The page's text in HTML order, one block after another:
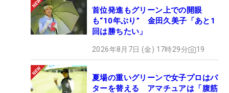
ンズは。気が付いたら自分の番が来ている、みたい
原田：うん。そうだね。
首位発進もグリーン上での開眼
も“10年ぶり” 金田久美子「あと1
回は勝ちたい」
2026年8月7日 (金) 17時29分 19
夏場の重いグリーンで女子プロはパ
ターを替える アマチュアは「腹筋